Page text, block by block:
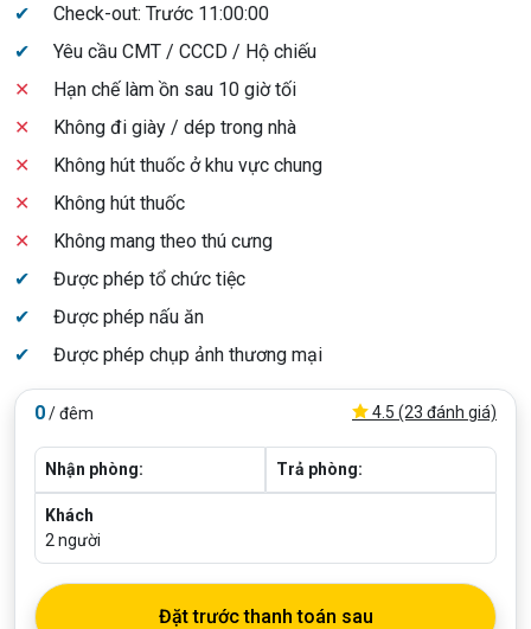
✔
Check-out: Trước 11:00:00
✔
Yêu cầu CMT / CCCD / Hộ chiếu
✕
Hạn chế làm ồn sau 10 giờ tối
✕
Không đi giày / dép trong nhà
✕
Không hút thuốc ở khu vực chung
✕
Không hút thuốc
✕
Không mang theo thú cưng
✔
Được phép tổ chức tiệc
✔
Được phép nấu ăn
✔
Được phép chụp ảnh thương mại
0/ đêm 4.5 (23 đánh giá)
Nhận phòng: Trả phòng:
Khách
2 người
Đặt trước thanh toán sau